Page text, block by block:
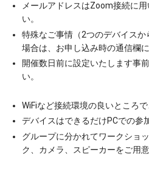
メールアドレスはZoom接続に
い。
特殊なご事情（2つのデバイス
場合は、お申し込み時の通信欄
開催数日前に設定いたします事
い。
WiFiなど接続環境の良いところで
デバイスはできるだけPCでの参
グループに分かれてワークショ
ク、カメラ、スピーカーをご用意